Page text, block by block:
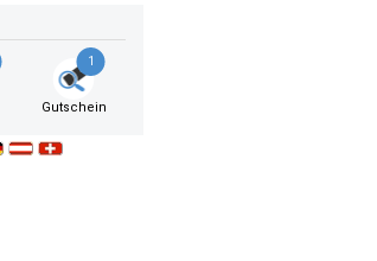
1
Gutschein